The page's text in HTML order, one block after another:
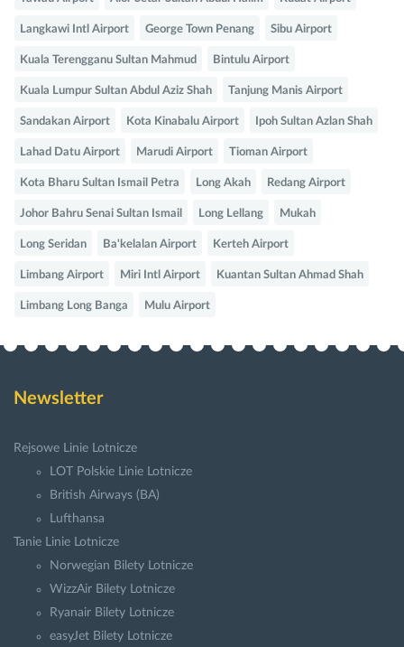
Langkawi Intl Airport George Town Penang Sibu Airport
Kuala Terengganu Sultan Mahmud Bintulu Airport
Kuala Lumpur Sultan Abdul Aziz Shah Tanjung Manis Airport
Sandakan Airport Kota Kinabalu Airport Ipoh Sultan Azlan Shah
Lahad Datu Airport Marudi Airport Tioman Airport
Kota Bharu Sultan Ismail Petra Long Akah Redang Airport
Johor Bahru Senai Sultan Ismail Long Lellang Mukah
Long Seridan Ba'kelalan Airport Kerteh Airport
Limbang Airport Miri Intl Airport Kuantan Sultan Ahmad Shah
Limbang Long Banga Mulu Airport
Newsletter
Rejsowe Linie Lotnicze
LOT Polskie Linie Lotnicze
British Airways (BA)
Lufthansa
Tanie Linie Lotnicze
Norwegian Bilety Lotnicze
WizzAir Bilety Lotnicze
Ryanair Bilety Lotnicze
easyJet Bilety Lotnicze